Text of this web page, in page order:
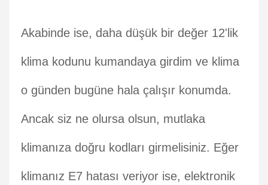
Akabinde ise, daha düşük bir değer 12'lik
klima kodunu kumandaya girdim ve klima
o günden bugüne hala çalışır konumda.
Ancak siz ne olursa olsun, mutlaka
klimanıza doğru kodları girmelisiniz. Eğer
klimanız E7 hatası veriyor ise, elektronik